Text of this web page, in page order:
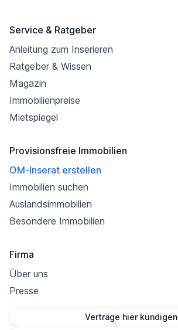
Service & Ratgeber
Anleitung zum Inserieren
Ratgeber & Wissen
Magazin
Immobilienpreise
Mietspiegel
Provisionsfreie Immobilien
OM-Inserat erstellen
Immobilien suchen
Auslandsimmobilien
Besondere Immobilien
Firma
Über uns
Presse
Verträge hier kündigen